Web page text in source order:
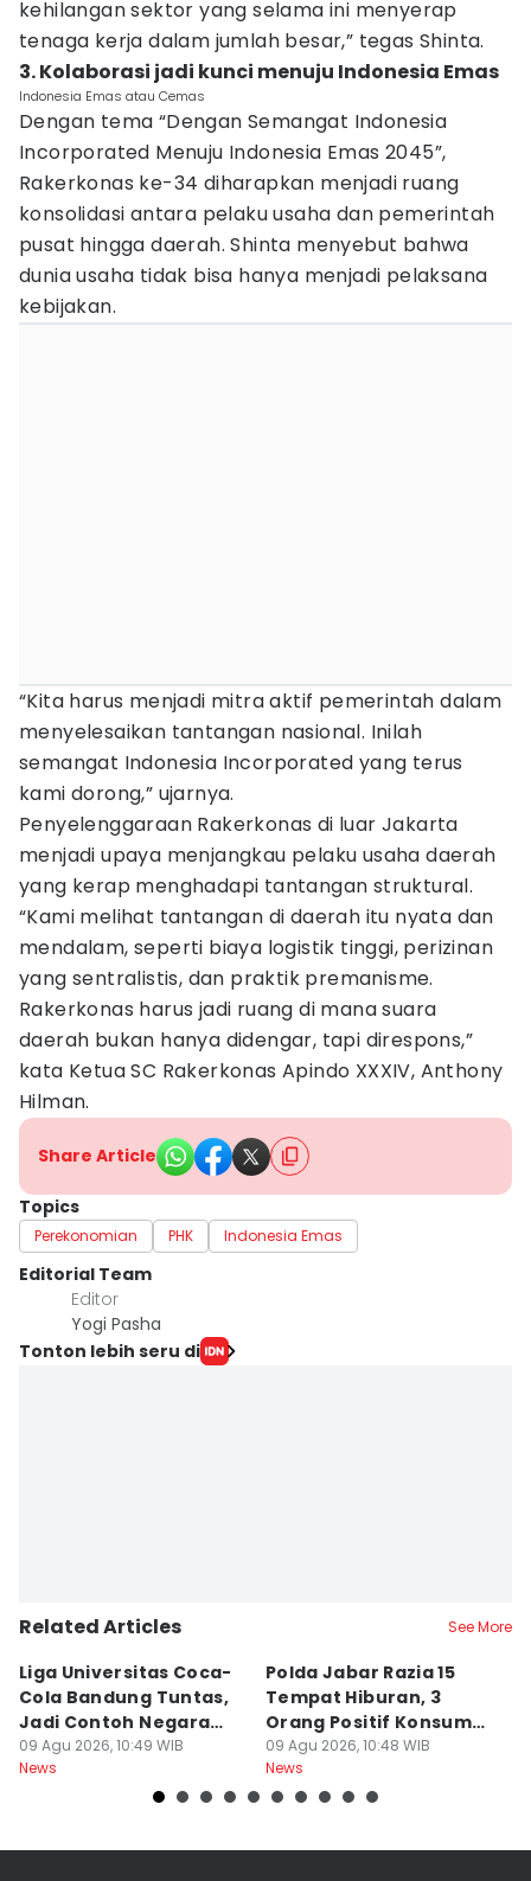
kehilangan sektor yang selama ini menyerap
tenaga kerja dalam jumlah besar,” tegas Shinta.
3. Kolaborasi jadi kunci menuju Indonesia Emas
Indonesia Emas atau Cemas
Dengan tema “Dengan Semangat Indonesia
Incorporated Menuju Indonesia Emas 2045”,
Rakerkonas ke-34 diharapkan menjadi ruang
konsolidasi antara pelaku usaha dan pemerintah
pusat hingga daerah. Shinta menyebut bahwa
dunia usaha tidak bisa hanya menjadi pelaksana
kebijakan.
“Kita harus menjadi mitra aktif pemerintah dalam
menyelesaikan tantangan nasional. Inilah
semangat Indonesia Incorporated yang terus
kami dorong,” ujarnya.
Penyelenggaraan Rakerkonas di luar Jakarta
menjadi upaya menjangkau pelaku usaha daerah
yang kerap menghadapi tantangan struktural.
“Kami melihat tantangan di daerah itu nyata dan
mendalam, seperti biaya logistik tinggi, perizinan
yang sentralistis, dan praktik premanisme.
Rakerkonas harus jadi ruang di mana suara
daerah bukan hanya didengar, tapi direspons,”
kata Ketua SC Rakerkonas Apindo XXXIV, Anthony
Hilman.
Share Article
Topics
Perekonomian PHK Indonesia Emas
Editorial Team
Editor
Yogi Pasha
Tonton lebih seru di
Related Articles See More
Liga Universitas Coca-
Cola Bandung Tuntas,
Jadi Contoh Negara
Lain
09 Agu 2026, 10:49 WIB
News
Polda Jabar Razia 15
Tempat Hiburan, 3
Orang Positif Konsumsi
Narkoba
09 Agu 2026, 10:48 WIB
News